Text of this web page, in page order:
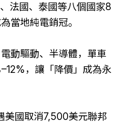
法國、泰國等八個國家8
當地純電銷冠。
動驅動、半導體，單車
，讓「降價」成為永
美國取消7,500美元聯邦